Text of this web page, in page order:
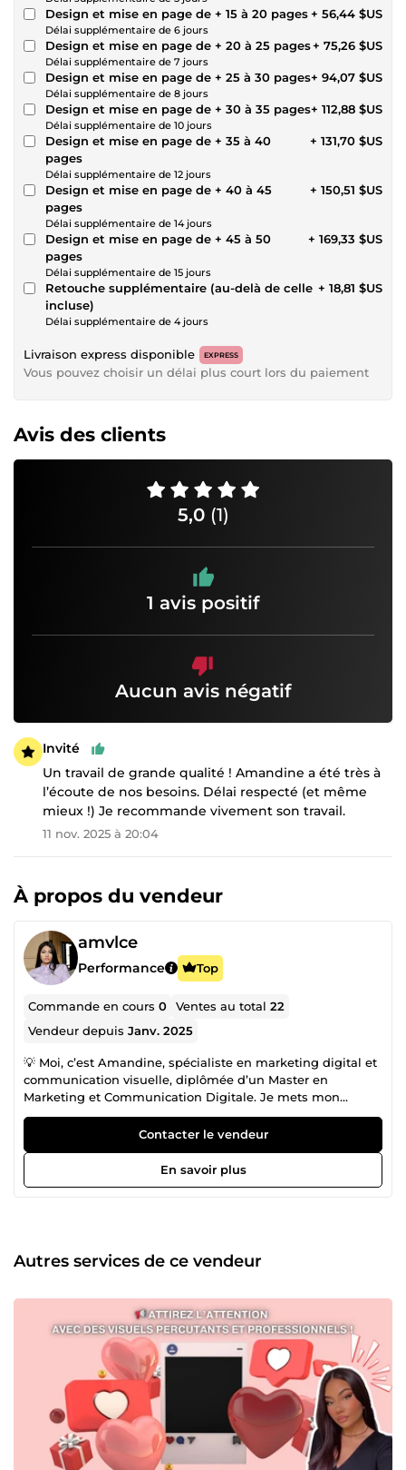
Design et mise en page de + 15 à 20 pages
Délai supplémentaire de 6 jours
+ 56,44 $US
Design et mise en page de + 20 à 25 pages
Délai supplémentaire de 7 jours
+ 75,26 $US
Design et mise en page de + 25 à 30 pages
Délai supplémentaire de 8 jours
+ 94,07 $US
Design et mise en page de + 30 à 35 pages
Délai supplémentaire de 10 jours
+ 112,88 $US
Design et mise en page de + 35 à 40
pages
Délai supplémentaire de 12 jours
+ 131,70 $US
Design et mise en page de + 40 à 45
pages
Délai supplémentaire de 14 jours
+ 150,51 $US
Design et mise en page de + 45 à 50
pages
Délai supplémentaire de 15 jours
+ 169,33 $US
Retouche supplémentaire (au-delà de celle
incluse)
Délai supplémentaire de 4 jours
+ 18,81 $US
Livraison express disponible EXPRESS
Vous pouvez choisir un délai plus court lors du paiement
Avis des clients
5,0 (1)
1 avis positif
Aucun avis négatif
Invité
Un travail de grande qualité ! Amandine a été très à
l’écoute de nos besoins. Délai respecté (et même
mieux !) Je recommande vivement son travail.
11 nov. 2025 à 20:04
À propos du vendeur
amvlce
Performance Top
Commande en cours0 Ventes au total22
Vendeur depuisJanv. 2025
💡 Moi, c’est Amandine, spécialiste en marketing digital et
communication visuelle, diplômée d’un Master en
Marketing et Communication Digitale. Je mets mon
expertise et ma créativité au service de votre marque pour
vous aider à gagner en visibilité, attirer plus de clients et
renforcer votre image. 🎯 Mes services : ✅ Création de
visuels attractifs (réseaux sociaux, supports print,
bannières...) ✅ Rédaction d’articles de blog optimisés SEO
votre marque 📈 Mon objectif ? Vous aider à briller en ligne
et à transformer votre audience en clients fidèles ! 💬 Prêt.e
Contacter le vendeur
En savoir plus
Autres services de ce vendeur